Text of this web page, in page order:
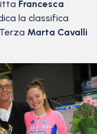
Francesca
la classifica
Marta Cavalli